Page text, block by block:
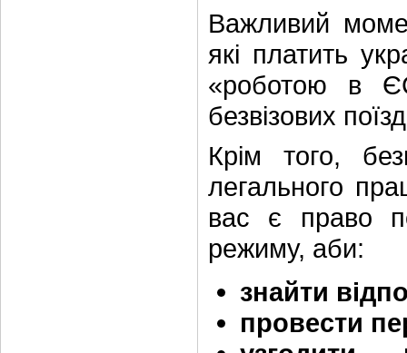
Важливий
які платить
«роботою в
безвізових
Крім того,
легального
вас є право
режиму, аби:
знайти
провести